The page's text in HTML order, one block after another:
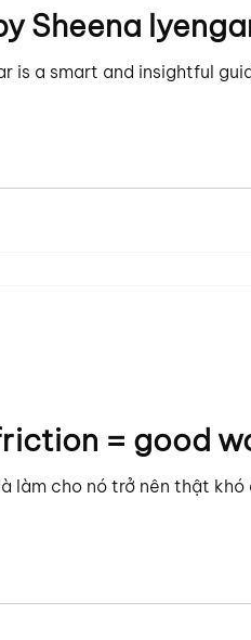
Sheena
is a smart and insightful
= good
cho nó trở nên thật khó